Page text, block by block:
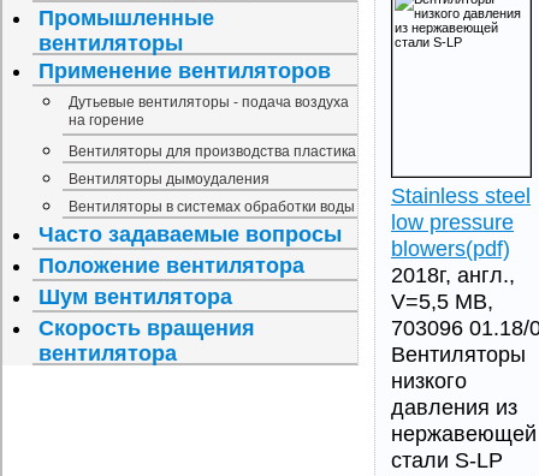
Stainless steel
low pressure
blowers(pdf)
2018г, англ.,
V=5,5 МB,
703096 01.18/
Вентиляторы
низкого
давления из
нержавеющей
стали S-LP
Промышленные
вентиляторы
Применение вентиляторов
Дутьевые вентиляторы - подача воздуха
на горение
Вентиляторы для производства пластика
Вентиляторы дымоудаления
Вентиляторы в системах обработки воды
Часто задаваемые вопросы
Положение вентилятора
Шум вентилятора
Скорость вращения
вентилятора